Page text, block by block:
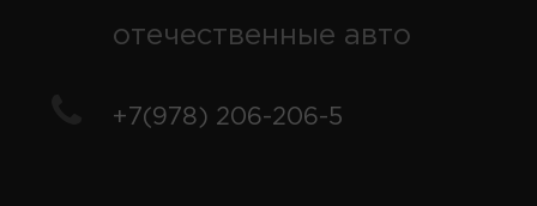
отечественные авто
+7(978) 206-206-5